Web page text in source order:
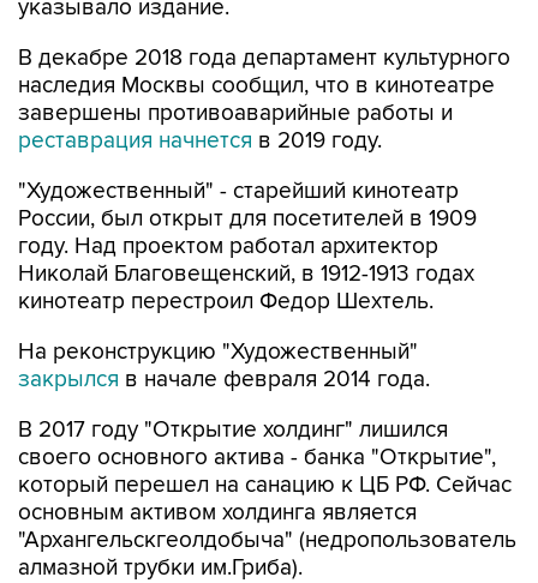
указывало издание.
В декабре 2018 года департамент культурного
наследия Москвы сообщил, что в кинотеатре
завершены противоаварийные работы и
реставрация начнется в 2019 году.
"Художественный" - старейший кинотеатр
России, был открыт для посетителей в 1909
году. Над проектом работал архитектор
Николай Благовещенский, в 1912-1913 годах
кинотеатр перестроил Федор Шехтель.
На реконструкцию "Художественный"
закрылся в начале февраля 2014 года.
В 2017 году "Открытие холдинг" лишился
своего основного актива - банка "Открытие",
который перешел на санацию к ЦБ РФ. Сейчас
основным активом холдинга является
"Архангельскгеолдобыча" (недропользователь
алмазной трубки им.Гриба).